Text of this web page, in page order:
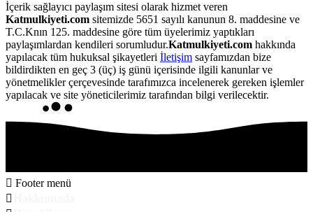
İçerik sağlayıcı paylaşım sitesi olarak hizmet veren
Katmulkiyeti.com sitemizde 5651 sayılı kanunun 8. maddesine ve
T.C.Knın 125. maddesine göre tüm üyelerimiz yaptıkları
paylaşımlardan kendileri sorumludur.Katmulkiyeti.com hakkında
yapılacak tüm hukuksal şikayetleri İletişim sayfamızdan bize
bildirdikten en geç 3 (üç) iş günü içerisinde ilgili kanunlar ve
yönetmelikler çerçevesinde tarafımızca incelenerek gereken işlemler
yapılacak ve site yöneticilerimiz tarafından bilgi verilecektir.
Footer menü